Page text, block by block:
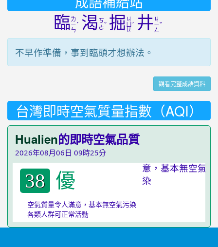
臨ㄌ
ㄧ
ㄣ
ˊ 渴 ㄎ
ㄜˇ 掘 ㄐ
ㄩ
ㄝ
ˊ 井 ㄐ
ㄧ
ㄥ
ˇ
不早作準備，事到臨頭才想辦法。
觀看完整成語資料
台灣即時空氣質量指數（AQI）
Hualien的即時空氣品質
2026年08月06日 09時25分
38 優
空氣質量令人滿意，基本無空氣污染
各類人群可正常活動